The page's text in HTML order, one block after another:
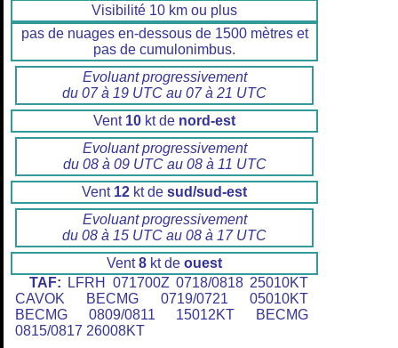
Visibilité 10 km ou plus
pas de nuages en-dessous de 1500 mètres et
pas de cumulonimbus.
Evoluant progressivement
du 07 à 19 UTC au 07 à 21 UTC
Vent 10 kt de nord-est
Evoluant progressivement
du 08 à 09 UTC au 08 à 11 UTC
Vent 12 kt de sud/sud-est
Evoluant progressivement
du 08 à 15 UTC au 08 à 17 UTC
Vent8 kt de ouest
TAF: LFRH 071700Z 0718/0818 25010KT
CAVOK BECMG 0719/0721 05010KT
BECMG 0809/0811 15012KT BECMG
0815/0817 26008KT